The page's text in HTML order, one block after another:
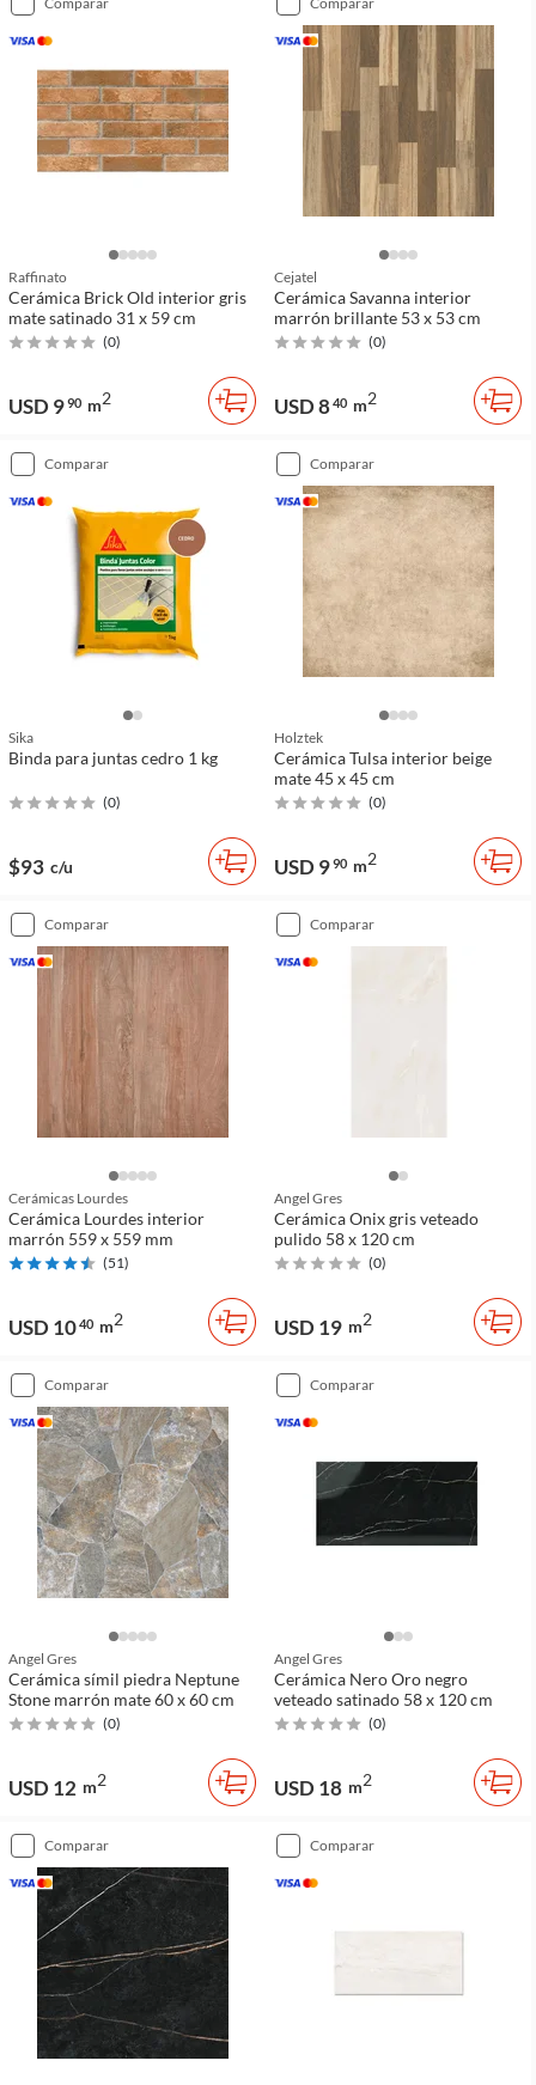
Raffinato
Cerámica Brick Old interior gris
mate satinado 31 x 59 cm
(0)
USD 990 m2
Cejatel
Cerámica Savanna interior
marrón brillante 53 x 53 cm
(0)
USD 840 m2
comparar
Sika
Binda para juntas cedro 1 kg
(0)
$93 c/u
comparar
Holztek
Cerámica Tulsa interior beige
mate 45 x 45 cm
(0)
USD 990 m2
comparar
Cerámicas Lourdes
Cerámica Lourdes interior
marrón 559 x 559 mm
(51)
USD 1040 m2
comparar
Angel Gres
Cerámica Onix gris veteado
pulido 58 x 120 cm
(0)
USD 19 m2
comparar
Angel Gres
Cerámica símil piedra Neptune
Stone marrón mate 60 x 60 cm
(0)
USD 12 m2
comparar
Angel Gres
Cerámica Nero Oro negro
veteado satinado 58 x 120 cm
(0)
USD 18 m2
comparar comparar